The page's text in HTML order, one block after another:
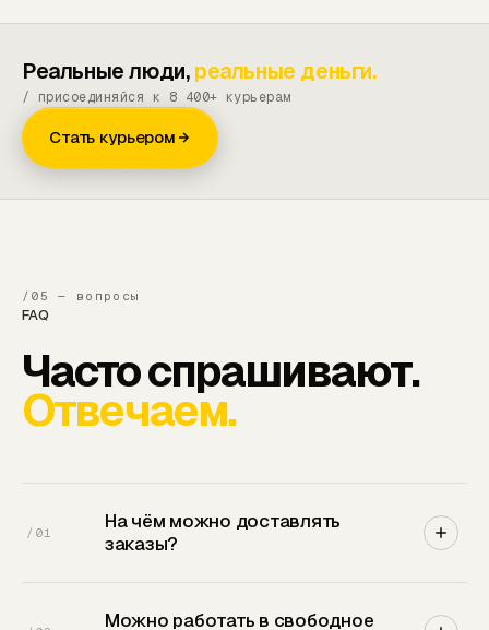
Реальные люди,реальные деньги.
/ присоединяйся к 8 400+ курьерам
Стать курьером
/05 — вопросы
FAQ
Часто спрашивают.
Отвечаем.
/ 01
На чём можно доставлять
заказы?
автомобиле. С транспортом доход выше
Можно работать в свободное